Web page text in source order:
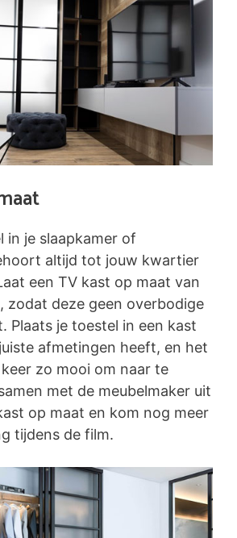
in je slaapkamer of
altijd tot jouw kwartier
een TV kast op maat van
zodat deze geen overbodige
Plaats je toestel in een kast
afmetingen heeft, en het
zo mooi om naar te
met de meubelmaker uit
op maat en kom nog meer
tijdens de film.